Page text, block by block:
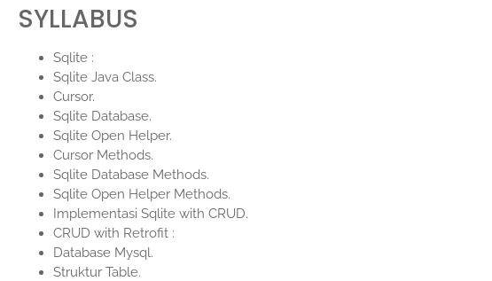
SYLLABUS
Sqlite :
Sqlite Java Class.
Cursor.
Sqlite Database.
Sqlite Open Helper.
Cursor Methods.
Sqlite Database Methods.
Sqlite Open Helper Methods.
Implementasi Sqlite with CRUD.
CRUD with Retrofit :
Database Mysql.
Struktur Table.